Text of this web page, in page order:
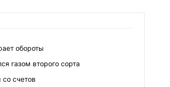
обороты
газом второго сорта
счетов